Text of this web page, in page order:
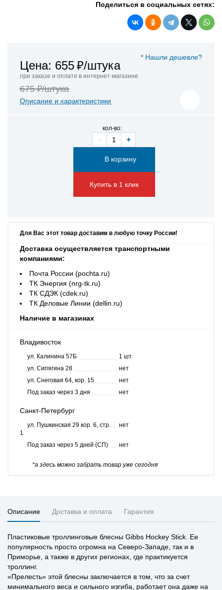
Поделиться в социальных сетях:
* Нашли дешевле?
Цена: 655₽/штука
при заказе и оплате в интернет-магазине
675 ₽/штука
Описание и характеристики
кол-во:
- +
Купить в 1 клик
Для Вас этот товар доставим в любую точку России!
Доставка осуществляется транспортными
компаниями:
Почта России (pochta.ru)
ТК Энергия (nrg-tk.ru)
ТК СДЭК (cdek.ru)
ТК Деловые Линии (dellin.ru)
Наличие в магазинах
Владивосток
ул. Калинина 57Б
1 шт.
ул. Сипягина 28
нет
ул. Снеговая 64, кор. 15
нет
Под заказ через 3 дня
нет
Санкт-Петербург
ул. Пушкинская 29 кор. 6, стр.
1
нет
Под заказ через 5 дней (СП) нет
*а здесь можно забрать товар уже сегодня
Описание Доставка и оплата Гарантия
Пластиковые троллинговые блесны Gibbs Hockey Stick. Ее
популярность просто огромна на Северо-Западе, так и в
Приморье, а также в других регионах, где практикуется
троллинг.
«Прелесть» этой блесны заключается в том, что за счет
минимального веса и сильного изгиба, работает она даже на